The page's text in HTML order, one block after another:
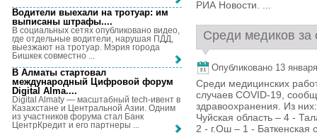
РИА Новости. ...
Среди медиков за
Опубликовано 13
Среди медицинских
случаев COVID-19,
здравоохранения. Из
Чуйская область – 4 -
2 - г.Ош – 1 - Баткенская
Водители выехали на тротуар: им
выписаны штрафы....
В социальных сетях опубликовано видео,
где отдельные водители, нарушая ПДД,
выезжают на тротуар. Мэрия города
Бишкек совместно ...
В Алматы стартовал
международный Цифровой форум
Digital Alma....
Digital Almaty — масштабный tech-ивент в
Казахстане и Центральной Азии. Одним
из участников форума стал Банк
ЦентрКредит и его партнеры ...